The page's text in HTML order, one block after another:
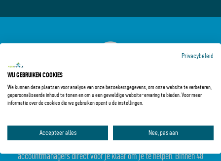
Bij Mobypeople zijn we betrokken en staan onze
accountmanagers direct voor je klaar om je te helpen. Binnen 48
Privacybeleid
WIJ GEBRUIKEN COOKIES
We kunnen deze plaatsen voor analyse van onze bezoekersgegevens, om onze website te verbeteren,
gepersonaliseerde inhoud te tonen en om u een geweldige website-ervaring te bieden. Voor meer
informatie over de cookies die we gebruiken opent u de instellingen.
Accepteer alles Nee, pas aan